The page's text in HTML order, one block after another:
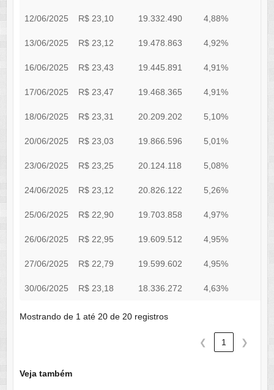
12/06/2025 R$ 23,10 19.332.490 4,88%
13/06/2025 R$ 23,12 19.478.863 4,92%
16/06/2025 R$ 23,43 19.445.891 4,91%
17/06/2025 R$ 23,47 19.468.365 4,91%
18/06/2025 R$ 23,31 20.209.202 5,10%
20/06/2025 R$ 23,03 19.866.596 5,01%
23/06/2025 R$ 23,25 20.124.118 5,08%
24/06/2025 R$ 23,12 20.826.122 5,26%
25/06/2025 R$ 22,90 19.703.858 4,97%
26/06/2025 R$ 22,95 19.609.512 4,95%
27/06/2025 R$ 22,79 19.599.602 4,95%
30/06/2025 R$ 23,18 18.336.272 4,63%
Mostrando de 1 até 20 de 20 registros
❮ 1 ❯
Veja também